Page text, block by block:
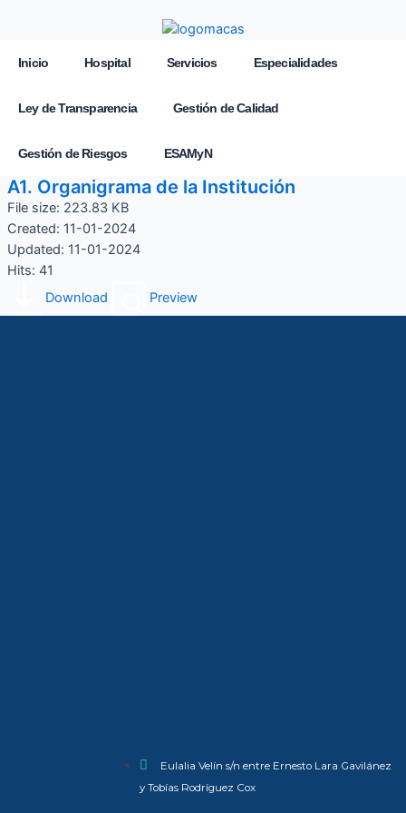
Inicio Hospital Servicios Especialidades
Ley de Transparencia Gestión de Calidad
Gestión de Riesgos ESAMyN
A1. Organigrama de la Institución
File size: 223.83 KB
Created: 11-01-2024
Updated: 11-01-2024
Hits: 41
Download
Preview
Eulalia Velín s/n entre Ernesto Lara Gavilánez
y Tobías Rodríguez Cox